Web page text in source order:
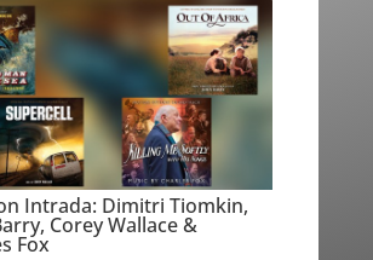
Intrada: Dimitri Tiomkin,
Corey Wallace &
Fox